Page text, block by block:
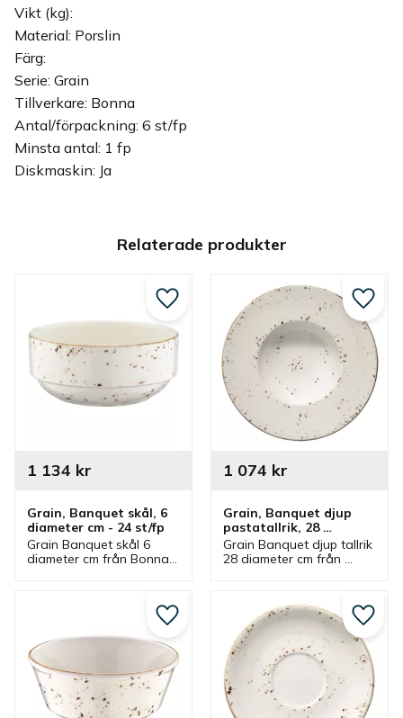
Vikt (kg):
Material: Porslin
Färg:
Serie: Grain
Tillverkare: Bonna
Antal/förpackning: 6 st/fp
Minsta antal: 1 fp
Diskmaskin: Ja
Relaterade produkter
Grain, Banquet skål, 6
diameter cm - 24 st/fp
Grain Banquet skål 6
diameter cm från Bonna
1 134 kr
Lägg till i favoriter
Grain, Banquet djup
pastatallrik, 28
diameter cm - 6 st/fp
Grain Banquet djup tallrik
28 diameter cm från
finns. Tallrik som passar
bra som pastatallrik.
1 074 kr
Lägg
Lägg till i favoriter Lägg